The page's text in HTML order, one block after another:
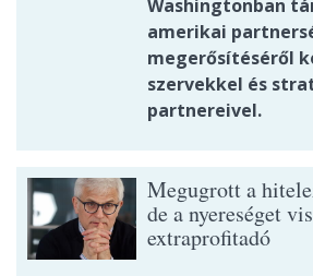
Washingtonban
amerikai
megerősítéséről
szervekkel és
partnereivel.
Megugrott a
de a nyereséget
extraprofitadó